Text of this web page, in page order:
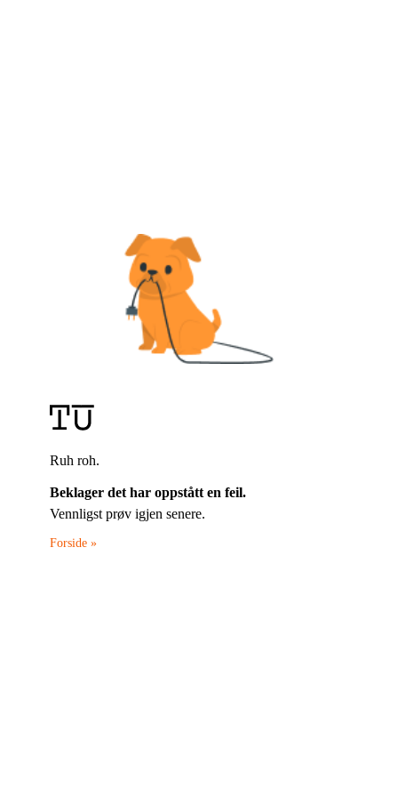
Ruh roh.
Beklager det har oppstått en feil.
Vennligst prøv igjen senere.
Forside »